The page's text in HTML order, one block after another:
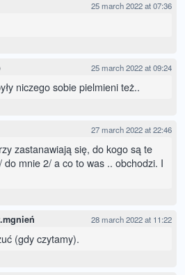
25 march 2022 at 07:36
25 march 2022 at 09:24
niczego sobie pielmieni też..
27 march 2022 at 22:46
zastanawiają się, do kogo są te
do mnie 2/ a co to was .. obchodzi. I
28 march 2022 at 11:22
(gdy czytamy).